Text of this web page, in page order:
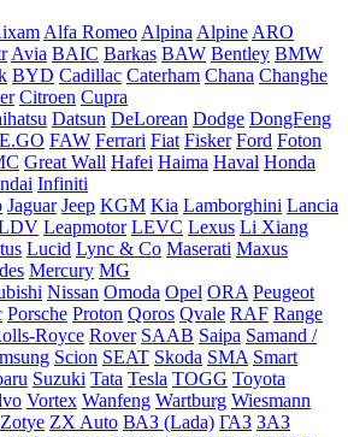
Alfa Romeo Alpina Alpine ARO
Avia BAIC Barkas BAW Bentley BMW
BYD Cadillac Caterham Chana Changhe
Citroen Cupra
Datsun DeLorean Dodge DongFeng
E.GO FAW Ferrari Fiat Fisker Ford Foton
Great Wall Hafei Haima Haval Honda
Infiniti
Jaguar Jeep KGM Kia Lamborghini Lancia
Leapmotor LEVC Lexus Li Xiang
Lucid Lync & Co Maserati Maxus
Mercury MG
Nissan Omoda Opel ORA Peugeot
Porsche Proton Qoros Qvale RAF Range
Royce Rover SAAB Saipa Samand /
Scion SEAT Skoda SMA Smart
Suzuki Tata Tesla TOGG Toyota
Vortex Wanfeng Wartburg Wiesmann
Zotye ZX Auto ВАЗ (Lada) ГАЗ ЗАЗ